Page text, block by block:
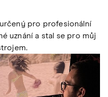
pro profesionální
uznání a stal se pro můj